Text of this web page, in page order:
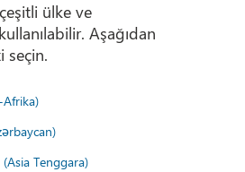
ülke ve
Aşağıdan
seçin.
Afrika)
Tenggara)